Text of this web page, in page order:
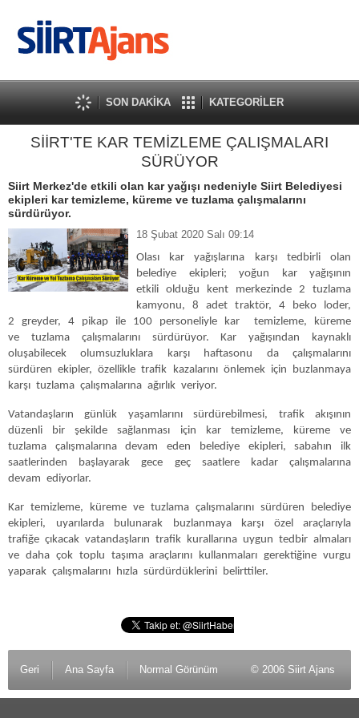
SON DAKİKA KATEGORİLER
SİİRT'TE KAR TEMİZLEME ÇALIŞMALARI
SÜRÜYOR
Siirt Merkez'de etkili olan kar yağışı nedeniyle Siirt Belediyesi
ekipleri kar temizleme, küreme ve tuzlama çalışmalarını
sürdürüyor.
18 Şubat 2020 Salı 09:14
Olası kar yağışlarına karşı tedbirli olan
belediye ekipleri; yoğun kar yağışının
etkili olduğu kent merkezinde 2 tuzlama
kamyonu, 8 adet traktör, 4 beko loder,
2 greyder, 4 pikap ile 100 personeliyle kar temizleme, küreme
ve tuzlama çalışmalarını sürdürüyor. Kar yağışından kaynaklı
oluşabilecek olumsuzluklara karşı haftasonu da çalışmalarını
sürdüren ekipler, özellikle trafik kazalarını önlemek için buzlanmaya
karşı tuzlama çalışmalarına ağırlık veriyor.
Vatandaşların günlük yaşamlarını sürdürebilmesi, trafik akışının
düzenli bir şekilde sağlanması için kar temizleme, küreme ve
tuzlama çalışmalarına devam eden belediye ekipleri, sabahın ilk
saatlerinden başlayarak gece geç saatlere kadar çalışmalarına
devam ediyorlar.
Kar temizleme, küreme ve tuzlama çalışmalarını sürdüren belediye
ekipleri, uyarılarda bulunarak buzlanmaya karşı özel araçlarıyla
trafiğe çıkacak vatandaşların trafik kurallarına uygun tedbir almaları
ve daha çok toplu taşıma araçlarını kullanmaları gerektiğine vurgu
yaparak çalışmalarını hızla sürdürdüklerini belirttiler.
Geri Ana Sayfa Normal Görünüm © 2006 Siirt Ajans